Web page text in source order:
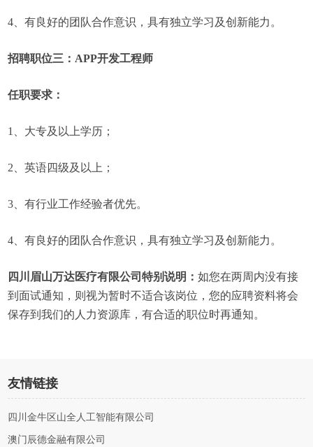
4、有良好的团队合作意识，具有独立学习及创新能力。
招聘职位三：APP开发工程师
任职要求：
1、大专及以上学历；
2、英语四级及以上；
3、有行业工作经验者优先。
4、有良好的团队合作意识，具有独立学习及创新能力。
四川眉山万达医疗有限公司特别说明：如您在两周内没有接
到面试通知，则视为暂时不适合该岗位，您的应聘资料将会
保存到我们的人力资源库，有合适的职位时再通知。
友情链接
四川金牛区山全人工智能有限公司
澳门辰德金融有限公司